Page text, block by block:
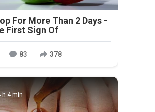
For More Than 2 Days -
First Sign Of
83 378
h 4 min